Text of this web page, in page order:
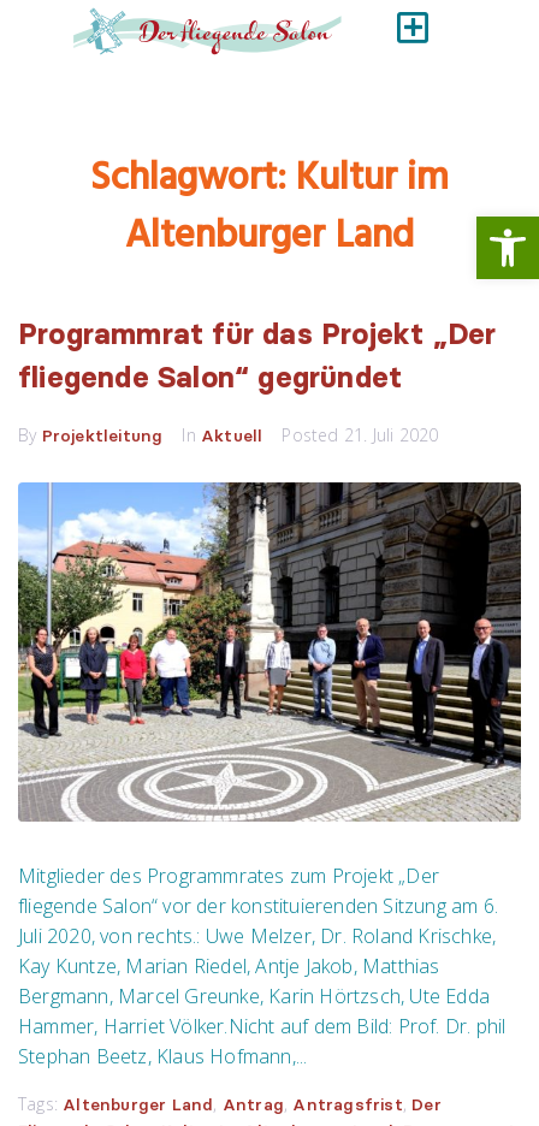
Schlagwort:Kultur im
Altenburger Land
Programmrat für das Projekt „Der
fliegende Salon“ gegründet
By Projektleitung In Aktuell Posted 21. Juli 2020
Mitglieder des Programmrates zum Projekt „Der
fliegende Salon“ vor der konstituierenden Sitzung am 6.
Juli 2020, von rechts.: Uwe Melzer, Dr. Roland Krischke,
Kay Kuntze, Marian Riedel, Antje Jakob, Matthias
Bergmann, Marcel Greunke, Karin Hörtzsch, Ute Edda
Hammer, Harriet Völker.Nicht auf dem Bild: Prof. Dr. phil
Stephan Beetz, Klaus Hofmann,...
Tags: Altenburger Land, Antrag, Antragsfrist, Der